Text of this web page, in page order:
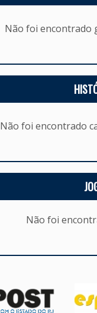
Não foi encontrado
Não foi encontrado
Não foi